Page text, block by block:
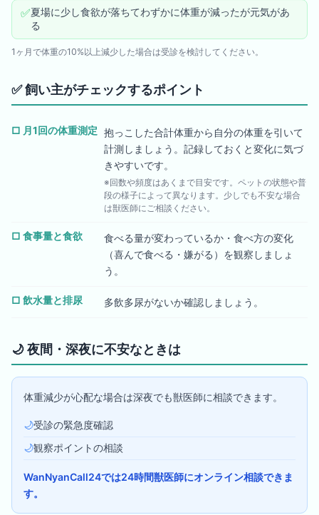
✅夏場に少し食欲が落ちてわずかに体重が減ったが元気があ
る
1ヶ月で体重の10%以上減少した場合は受診を検討してください。
✅飼い主がチェックするポイント
□ 月1回の体重測定 抱っこした合計体重から自分の体重を引いて
計測しましょう。記録しておくと変化に気づ
きやすいです。
※回数や頻度はあくまで目安です。ペットの状態や普
段の様子によって異なります。少しでも不安な場合
は獣医師にご相談ください。
□ 食事量と食欲
食べる量が変わっているか・食べ方の変化
（喜んで食べる・嫌がる）を観察しましょ
う。
□ 飲水量と排尿 多飲多尿がないか確認しましょう。
🌙夜間・深夜に不安なときは
体重減少が心配な場合は深夜でも獣医師に相談できます。
🌙受診の緊急度確認
🌙観察ポイントの相談
WanNyanCall24では24時間獣医師にオンライン相談できま
す。